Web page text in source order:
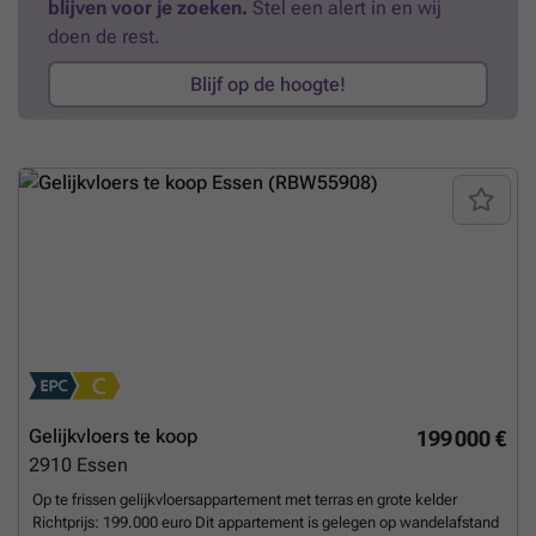
blijven voor je zoeken. Stel een alert in en wij
doen de rest.
Blijf op de hoogte!
199 000 €
Gelijkvloers te koop
2910 Essen
Op te frissen gelijkvloersappartement met terras en grote kelder
Richtprijs: 199.000 euro Dit appartement is gelegen op wandelafstand